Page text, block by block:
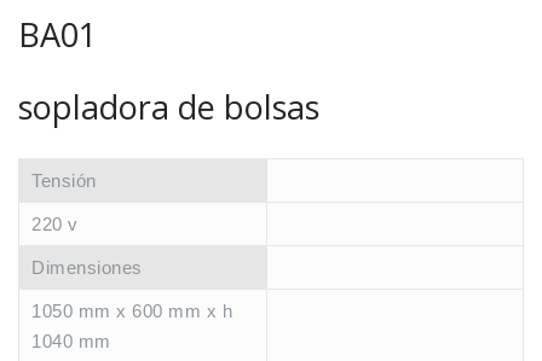
BA01
sopladora de bolsas
Tensión
220 v
Dimensiones
1050 mm x 600 mm x h
1040 mm